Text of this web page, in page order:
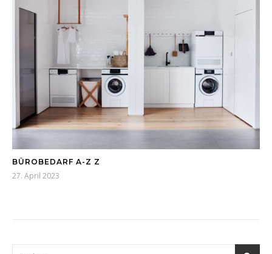
BÜROBEDARF A-Z Z
27. April 2023